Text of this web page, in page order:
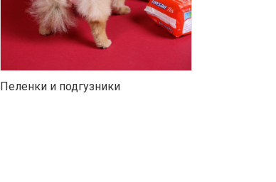
Пеленки и подгузники